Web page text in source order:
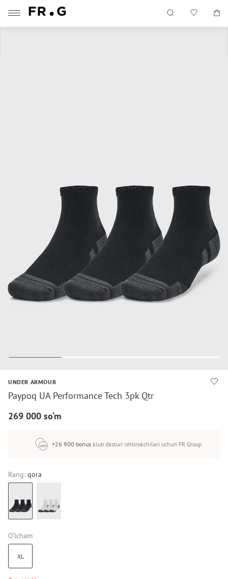
UNDER ARMOUR
Paypoq UA Performance Tech 3pk Qtr
269 000 so‘m
+26 900 bonus klub dasturi ishtirokchilari uchun FR Group
Rang: qora
O‘lcham
XL